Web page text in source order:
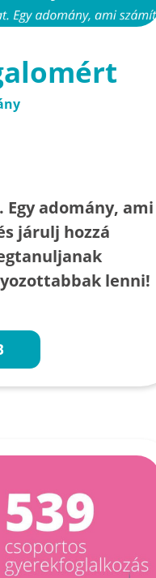
adomány, ami
járulj hozzá
lenni!